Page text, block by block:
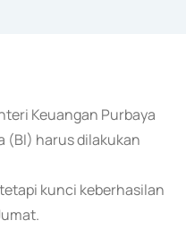
Keuangan Purbaya
(BI) harus dilakukan
kunci keberhasilan